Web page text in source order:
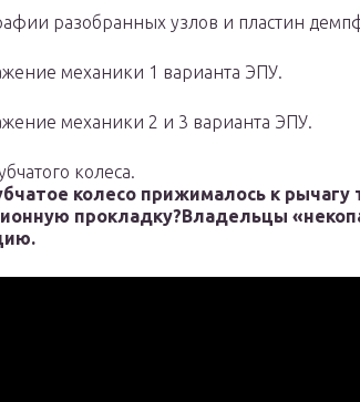
разобранных узлов и пластин
механики 1 варианта ЭПУ.
механики 2 и 3 варианта ЭПУ.
колеса.
колесо прижималось к
прокладку?Владельцы